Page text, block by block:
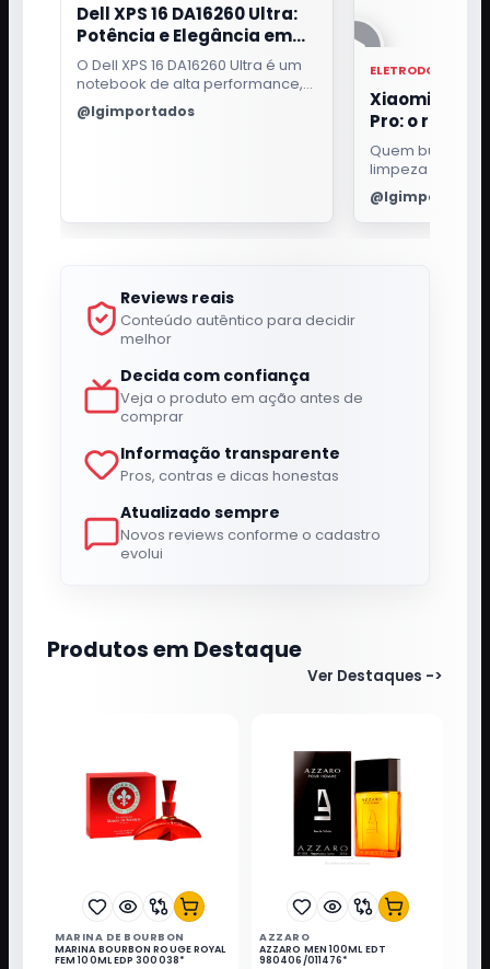
Dell XPS 16 DA16260 Ultra:
Potência e Elegância em
um Só Notebook
O Dell XPS 16 DA16260 Ultra é um
notebook de alta performance,
ideal para profissionais
exigentes. Com processador
@lgimportados
Xiaomi
Pro: o robô
passa pano
para a base
Quem busca
limpeza da
bom robô
fazer mais do
ambiente. Ele
@lgimportados
Reviews reais
Conteúdo autêntico para decidir
melhor
Decida com confiança
Veja o produto em ação antes de
comprar
Informação transparente
Pros, contras e dicas honestas
Atualizado sempre
Novos reviews conforme o cadastro
evolui
Produtos em Destaque
Ver Destaques ->
MARINA DE BOURBON
MARINA BOURBON ROUGE ROYAL
FEM 100ML EDP 300038*
AZZARO
AZZARO MEN 100ML EDT
980406/011476*